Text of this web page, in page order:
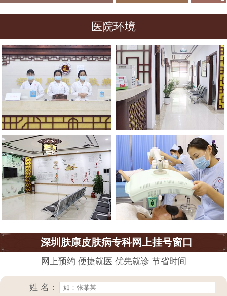
防?
医院环境
深圳肤康皮肤病专科网上挂号窗口
网上预约 便捷就医 优先就诊 节省时间
姓 名：